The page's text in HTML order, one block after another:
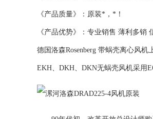
《产品质量》：原装*，*！
《产品优势》：专业销售 薄利多销
德国洛森Rosenberg 带蜗壳离心风机
EKH、DKH、DKN无蜗壳风机采用